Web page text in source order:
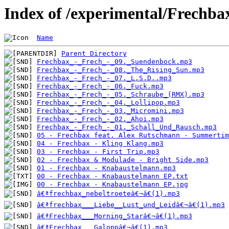
Index of /experimental/
Name
Parent Directory
Frechbax_-_Frech_-_09._Suendenbock.mp3
Frechbax_-_Frech_-_08._The_Rising_Sun.mp3
Frechbax_-_Frech_-_07._L.S.D..mp3
Frechbax_-_Frech_-_06._Fuck.mp3
Frechbax_-_Frech_-_05._Schraube_(RMX).mp3
Frechbax_-_Frech_-_04._Lollipop.mp3
Frechbax_-_Frech_-_03._Micromini.mp3
Frechbax_-_Frech_-_02._Ahoi.mp3
Frechbax_-_Frech_-_01._Schall_Und_Rausch.mp3
05 - Frechbax feat. Alex Rutschmann -
04 - Frechbax - Kling Klang.mp3
03 - Frechbax - First Trip.mp3
02 - Frechbax & Modulade - Bright Side.mp3
01 - Frechbax - Knabaustelmann.mp3
00 - Frechbax - Knabaustelmann EP.txt
00 - Frechbax - Knabaustelmann EP.jpg
â€ªfrechbax_nebeltroeteâ€¬â€(1).mp3
â€ªfrechbax___Liebe__Lust_und_Leidâ€¬â€(1).mp3
â€ªFrechbax___Morning_Starâ€¬â€(1).mp3
â€ªFrechbax___Galoppâ€¬â€(1).mp3